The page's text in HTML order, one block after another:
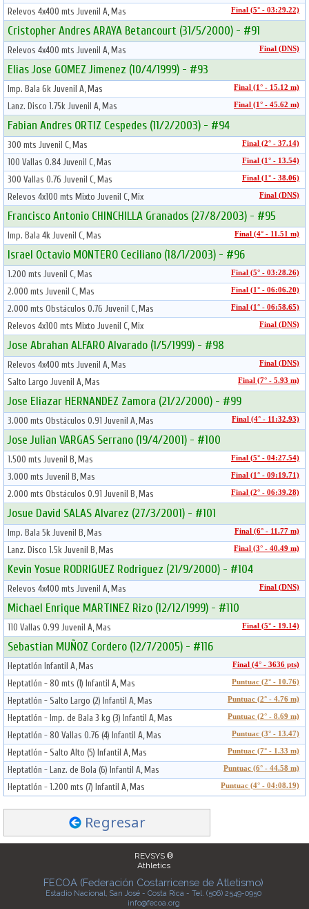
Relevos 4x400 mts Juvenil A, Mas Final (5° - 03:29.22)
Cristopher Andres ARAYA Betancourt (31/5/2000) - #91
Relevos 4x400 mts Juvenil A, Mas Final (DNS)
Elias Jose GOMEZ Jimenez (10/4/1999) - #93
Imp. Bala 6k Juvenil A, Mas Final (1° - 15.12 m)
Lanz. Disco 1.75k Juvenil A, Mas Final (1° - 45.62 m)
Fabian Andres ORTIZ Cespedes (11/2/2003) - #94
300 mts Juvenil C, Mas Final (2° - 37.14)
100 Vallas 0.84 Juvenil C, Mas Final (1° - 13.54)
300 Vallas 0.76 Juvenil C, Mas Final (1° - 38.06)
Relevos 4x100 mts Mixto Juvenil C, Mix Final (DNS)
Francisco Antonio CHINCHILLA Granados (27/8/2003) - #95
Imp. Bala 4k Juvenil C, Mas Final (4° - 11.51 m)
Israel Octavio MONTERO Ceciliano (18/1/2003) - #96
1.200 mts Juvenil C, Mas Final (5° - 03:28.26)
2.000 mts Juvenil C, Mas Final (1° - 06:06.20)
2.000 mts Obstáculos 0.76 Juvenil C, Mas Final (1° - 06:58.65)
Relevos 4x100 mts Mixto Juvenil C, Mix Final (DNS)
Jose Abrahan ALFARO Alvarado (1/5/1999) - #98
Relevos 4x400 mts Juvenil A, Mas Final (DNS)
Salto Largo Juvenil A, Mas Final (7° - 5.93 m)
Jose Eliazar HERNANDEZ Zamora (21/2/2000) - #99
3.000 mts Obstáculos 0.91 Juvenil A, Mas Final (4° - 11:32.93)
Jose Julian VARGAS Serrano (19/4/2001) - #100
1.500 mts Juvenil B, Mas Final (5° - 04:27.54)
3.000 mts Juvenil B, Mas Final (1° - 09:19.71)
2.000 mts Obstáculos 0.91 Juvenil B, Mas Final (2° - 06:39.28)
Josue David SALAS Alvarez (27/3/2001) - #101
Imp. Bala 5k Juvenil B, Mas Final (6° - 11.77 m)
Lanz. Disco 1.5k Juvenil B, Mas Final (3° - 40.49 m)
Kevin Yosue RODRIGUEZ Rodriguez (21/9/2000) - #104
Relevos 4x400 mts Juvenil A, Mas Final (DNS)
Michael Enrique MARTINEZ Rizo (12/12/1999) - #110
110 Vallas 0.99 Juvenil A, Mas Final (5° - 19.14)
Sebastian MUÑOZ Cordero (12/7/2005) - #116
Heptatlón Infantil A, Mas Final (4° - 3636 pts)
Heptatlón - 80 mts (1) Infantil A, Mas Puntuac (2° - 10.76)
Heptatlón - Salto Largo (2) Infantil A, Mas Puntuac (2° - 4.76 m)
Heptatlón - Imp. de Bala 3 kg (3) Infantil A, Mas Puntuac (2° - 8.69 m)
Heptatlón - 80 Vallas 0.76 (4) Infantil A, Mas Puntuac (3° - 13.47)
Heptatlón - Salto Alto (5) Infantil A, Mas Puntuac (7° - 1.33 m)
Heptatlón - Lanz. de Bola (6) Infantil A, Mas Puntuac (6° - 44.58 m)
Heptatlón - 1.200 mts (7) Infantil A, Mas Puntuac (4° - 04:08.19)
Regresar
REVSYS ®
Athletics
FECOA (Federación Costarricense de Atletismo)
Estadio Nacional, San José - Costa Rica - Tel. (506) 2549-0950
info@fecoa.org